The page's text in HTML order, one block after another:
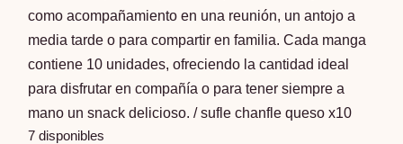
como acompañamiento en una reunión, un antojo a
media tarde o para compartir en familia. Cada manga
contiene 10 unidades, ofreciendo la cantidad ideal
para disfrutar en compañía o para tener siempre a
mano un snack delicioso. / sufle chanfle queso x10
7 disponibles